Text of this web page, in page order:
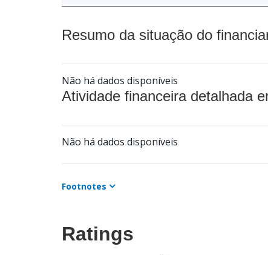
Resumo da situação do
Não há dados disponíveis
Atividade financeira detalhada
Não há dados disponíveis
Footnotes
Ratings